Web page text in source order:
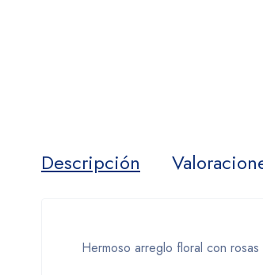
Descripción
Hermoso arreglo floral con